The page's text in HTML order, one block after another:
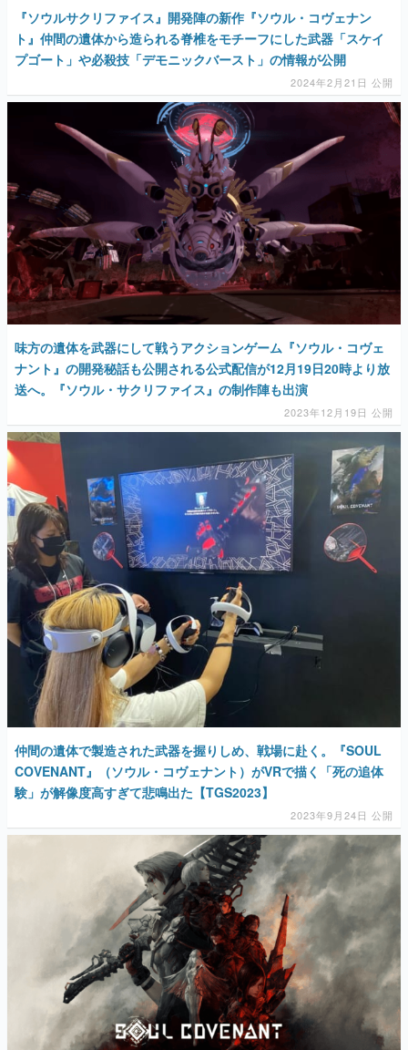
『ソウルサクリファイス』開発陣の新作『ソウル・コヴェナン
ト』仲間の遺体から造られる脊椎をモチーフにした武器「スケイ
プゴート」や必殺技「デモニックバースト」の情報が公開
2024年2月21日 公開
味方の遺体を武器にして戦うアクションゲーム『ソウル・コヴェ
ナント』の開発秘話も公開される公式配信が12月19日20時より放
送へ。『ソウル・サクリファイス』の制作陣も出演
2023年12月19日 公開
仲間の遺体で製造された武器を握りしめ、戦場に赴く。『SOUL
COVENANT』（ソウル・コヴェナント）がVRで描く「死の追体
験」が解像度高すぎて悲鳴出た【TGS2023】
2023年9月24日 公開